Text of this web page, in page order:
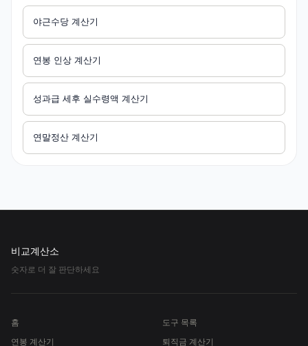
야근수당 계산기
연봉 인상 계산기
성과급 세후 실수령액 계산기
연말정산 계산기
비교계산소
숫자로 더 잘 판단하세요
홈
도구 목록
연봉 계산기
퇴직금 계산기